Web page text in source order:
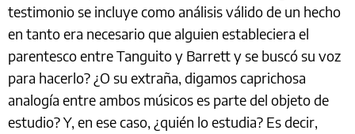
testimonio se incluye como análisis válido de un hecho
en tanto era necesario que alguien estableciera el
parentesco entre Tanguito y Barrett y se buscó su voz
para hacerlo? ¿O su extraña, digamos caprichosa
analogía entre ambos músicos es parte del objeto de
estudio? Y, en ese caso, ¿quién lo estudia? Es decir,